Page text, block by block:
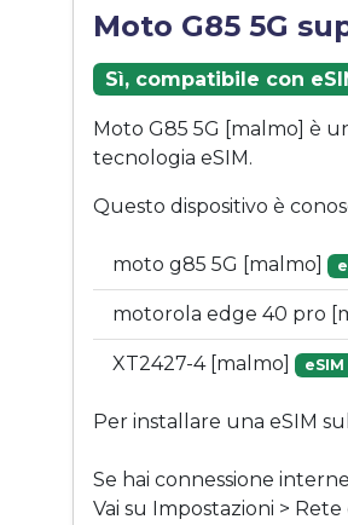
Moto G85 5G
Sì, compatibile con
Moto G85 5G [malmo] è
tecnologia eSIM.
Questo dispositivo è
moto g85 5G [malmo]
motorola edge 40 pro
XT2427-4 [malmo]
Per installare una eSIM
Se hai connessione
Vai su Impostazioni >